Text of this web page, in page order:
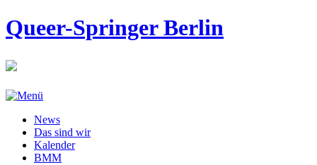
Queer-Springer Berlin
News
Das sind wir
Kalender
BMM